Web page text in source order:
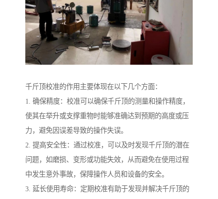
千斤顶校准的作用主要体现在以下几个方面：
1. 确保精度：校准可以确保千斤顶的测量和操作精度，
使其在举升或支撑重物时能够准确达到预期的高度或压
力，避免因误差导致的操作失误。
2. 提高安全性：通过校准，可以及时发现千斤顶的潜在
问题，如磨损、变形或功能失效，从而避免在使用过程
中发生意外事故，保障操作人员和设备的安全。
3. 延长使用寿命：定期校准有助于发现并解决千斤顶的